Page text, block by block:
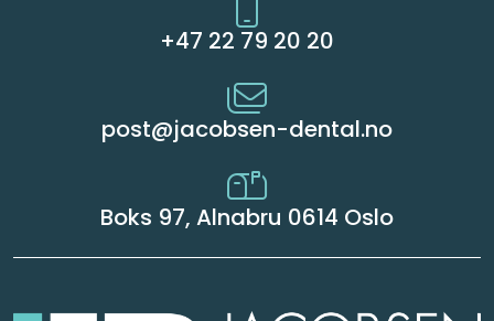
+47 22 79 20 20
post@jacobsen-dental.no
Boks 97, Alnabru 0614 Oslo